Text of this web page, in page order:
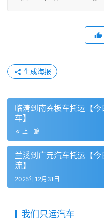
生成海报
临清到南充板车托运【
车】
上一篇
兰溪到广元汽车托运【
流】
2025年12月31日
我们只运汽车